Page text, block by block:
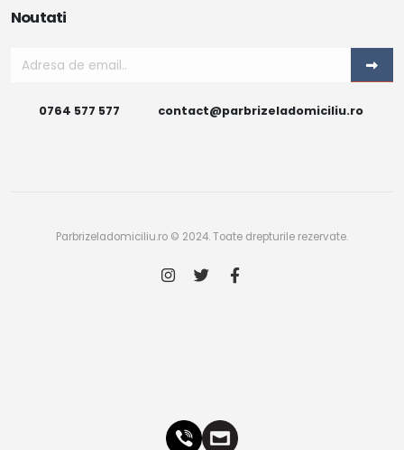
Noutati
0764 577 577 contact@parbrizeladomiciliu.ro
Parbrizeladomiciliu.ro © 2024. Toate drepturile rezervate.